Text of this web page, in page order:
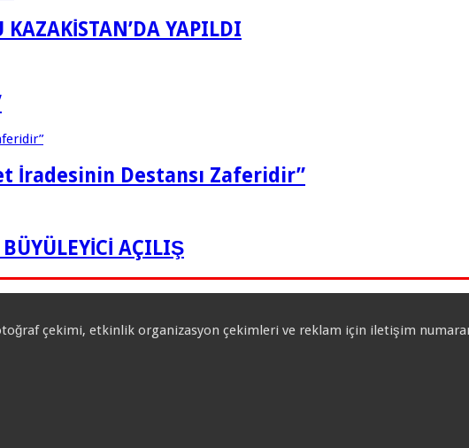
YAPILDI
İradesinin Destansı Zaferidir”
BÜYÜLEYİCİ AÇILIŞ
çekimi, etkinlik organizasyon çekimleri ve reklam için iletişim